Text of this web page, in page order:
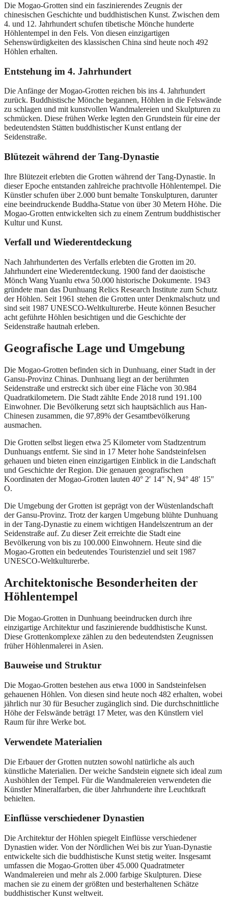
Die Mogao-Grotten sind ein faszinierendes Zeugnis der
chinesischen Geschichte und buddhistischen Kunst. Zwischen dem
4. und 12. Jahrhundert schufen tibetische Mönche hunderte
Höhlentempel in den Fels. Von diesen einzigartigen
Sehenswürdigkeiten des klassischen China sind heute noch 492
Höhlen erhalten.
Entstehung im 4. Jahrhundert
Die Anfänge der Mogao-Grotten reichen bis ins 4. Jahrhundert
zurück. Buddhistische Mönche begannen, Höhlen in die Felswände
zu schlagen und mit kunstvollen Wandmalereien und Skulpturen zu
schmücken. Diese frühen Werke legten den Grundstein für eine der
bedeutendsten Stätten buddhistischer Kunst entlang der
Seidenstraße.
Blütezeit während der Tang-Dynastie
Ihre Blütezeit erlebten die Grotten während der Tang-Dynastie. In
dieser Epoche entstanden zahlreiche prachtvolle Höhlentempel. Die
Künstler schufen über 2.000 bunt bemalte Tonskulpturen, darunter
eine beeindruckende Buddha-Statue von über 30 Metern Höhe. Die
Mogao-Grotten entwickelten sich zu einem Zentrum buddhistischer
Kultur und Kunst.
Verfall und Wiederentdeckung
Nach Jahrhunderten des Verfalls erlebten die Grotten im 20.
Jahrhundert eine Wiederentdeckung. 1900 fand der daoistische
Mönch Wang Yuanlu etwa 50.000 historische Dokumente. 1943
gründete man das Dunhuang Relics Research Institute zum Schutz
der Höhlen. Seit 1961 stehen die Grotten unter Denkmalschutz und
sind seit 1987 UNESCO-Weltkulturerbe. Heute können Besucher
acht geführte Höhlen besichtigen und die Geschichte der
Seidenstraße hautnah erleben.
Geografische Lage und Umgebung
Die Mogao-Grotten befinden sich in Dunhuang, einer Stadt in der
Gansu-Provinz Chinas. Dunhuang liegt an der berühmten
Seidenstraße und erstreckt sich über eine Fläche von 30.984
Quadratkilometern. Die Stadt zählte Ende 2018 rund 191.100
Einwohner. Die Bevölkerung setzt sich hauptsächlich aus Han-
Chinesen zusammen, die 97,89% der Gesamtbevölkerung
ausmachen.
Die Grotten selbst liegen etwa 25 Kilometer vom Stadtzentrum
Dunhuangs entfernt. Sie sind in 17 Meter hohe Sandsteinfelsen
gehauen und bieten einen einzigartigen Einblick in die Landschaft
und Geschichte der Region. Die genauen geografischen
Koordinaten der Mogao-Grotten lauten 40° 2′ 14″ N, 94° 48′ 15″
O.
Die Umgebung der Grotten ist geprägt von der Wüstenlandschaft
der Gansu-Provinz. Trotz der kargen Umgebung blühte Dunhuang
in der Tang-Dynastie zu einem wichtigen Handelszentrum an der
Seidenstraße auf. Zu dieser Zeit erreichte die Stadt eine
Bevölkerung von bis zu 100.000 Einwohnern. Heute sind die
Mogao-Grotten ein bedeutendes Touristenziel und seit 1987
UNESCO-Weltkulturerbe.
Architektonische Besonderheiten der
Höhlentempel
Die Mogao-Grotten in Dunhuang beeindrucken durch ihre
einzigartige Architektur und faszinierende buddhistische Kunst.
Diese Grottenkomplexe zählen zu den bedeutendsten Zeugnissen
früher Höhlenmalerei in Asien.
Bauweise und Struktur
Die Mogao-Grotten bestehen aus etwa 1000 in Sandsteinfelsen
gehauenen Höhlen. Von diesen sind heute noch 482 erhalten, wobei
jährlich nur 30 für Besucher zugänglich sind. Die durchschnittliche
Höhe der Felswände beträgt 17 Meter, was den Künstlern viel
Raum für ihre Werke bot.
Verwendete Materialien
Die Erbauer der Grotten nutzten sowohl natürliche als auch
künstliche Materialien. Der weiche Sandstein eignete sich ideal zum
Aushöhlen der Tempel. Für die Wandmalereien verwendeten die
Künstler Mineralfarben, die über Jahrhunderte ihre Leuchtkraft
behielten.
Einflüsse verschiedener Dynastien
Die Architektur der Höhlen spiegelt Einflüsse verschiedener
Dynastien wider. Von der Nördlichen Wei bis zur Yuan-Dynastie
entwickelte sich die buddhistische Kunst stetig weiter. Insgesamt
umfassen die Mogao-Grotten über 45.000 Quadratmeter
Wandmalereien und mehr als 2.000 farbige Skulpturen. Diese
machen sie zu einem der größten und besterhaltenen Schätze
buddhistischer Kunst weltweit.